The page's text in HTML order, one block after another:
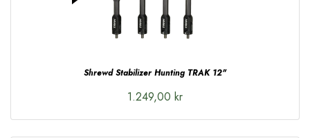
Shrewd Stabilizer Hunting TRAK 12"
1.249,00 kr